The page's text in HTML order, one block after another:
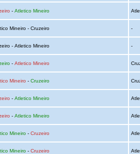
- Atletico Mineiro
Mineiro - Cruzeiro -
- Atletico Mineiro -
- Atletico Mineiro
Mineiro - Cruzeiro
- Atletico Mineiro
- Atletico Mineiro
Mineiro- Cruzeiro
Mineiro- Cruzeiro